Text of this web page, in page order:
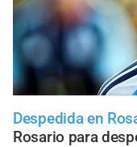
Despedida en
Rosario para